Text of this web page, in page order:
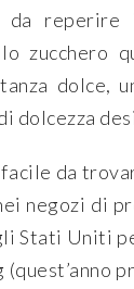
da
zucchero
dolce,
dolcezza
facile da
negozi di
Stati Uniti